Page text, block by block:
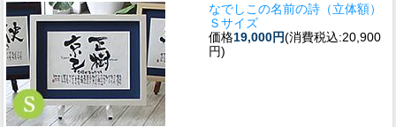
なでしこの名前の詩（立体額）
Ｓサイズ
価格19,000円(消費税込:20,900
円)